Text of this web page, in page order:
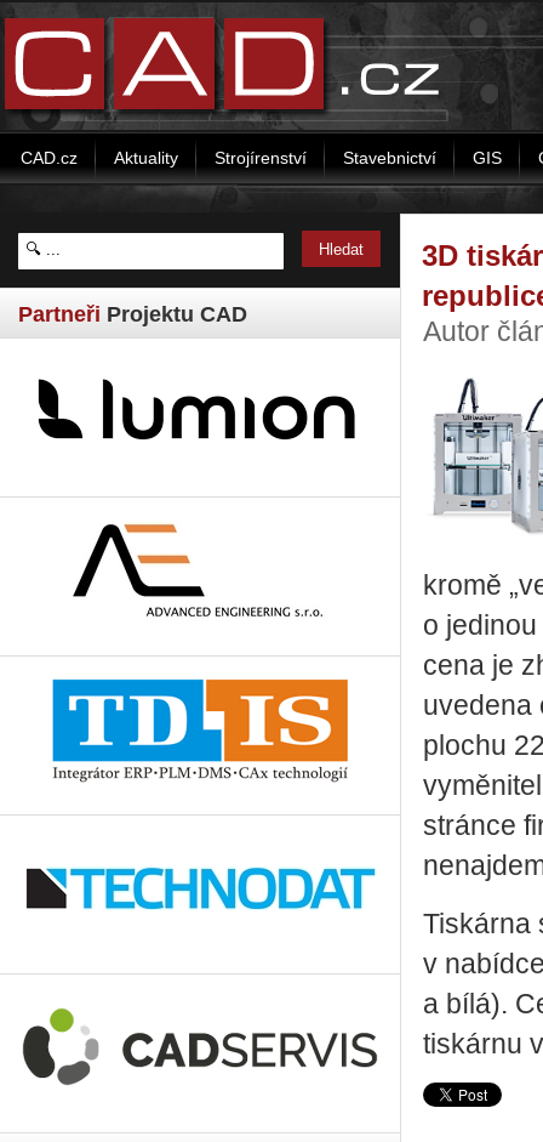
CAD.cz Aktuality Strojírenství Stavebnictví GIS
Partneři Projektu CAD
3D
Autor
kromě
o
cena je
uvedena
plochu
stránce
Tiskárna
v
a bílá).
tiskárnu